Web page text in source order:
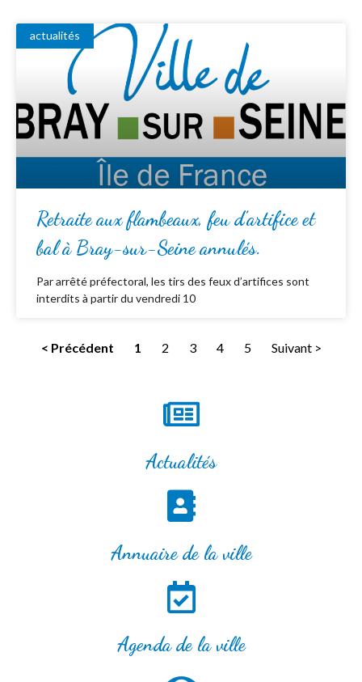
actualités
Retraite aux flambeaux, feu d’artifice et
bal à Bray-sur-Seine annulés.
Par arrêté préfectoral, les tirs des feux d’artifices sont
interdits à partir du vendredi 10
< Précédent 1 2 3 4 5 Suivant >
Actualités
Annuaire de la ville
Agenda de la ville